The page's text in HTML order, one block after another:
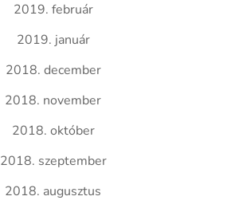
2019. február
2019. január
2018. december
2018. november
2018. október
2018. szeptember
2018. augusztus